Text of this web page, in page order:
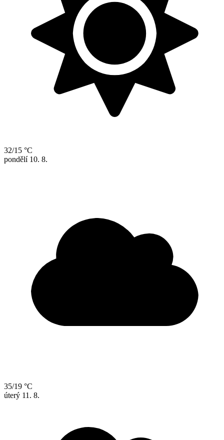
32/15 °C
pondělí 10. 8.
35/19 °C
úterý 11. 8.